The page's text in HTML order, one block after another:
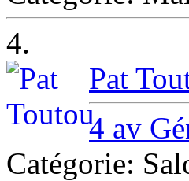
4.
Pat
4 av
Catégorie: